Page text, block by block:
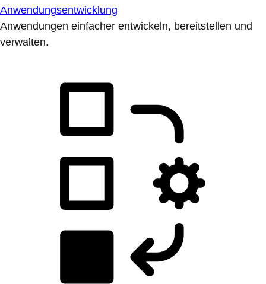
Anwendungsentwicklung
Anwendungen einfacher entwickeln, bereitstellen und
verwalten.